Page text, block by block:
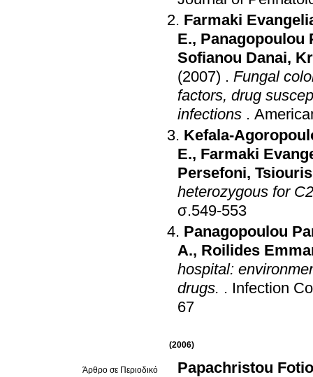
Farmaki
E., Panagopoulou
Sofianou Danai,
(2007) . Fungal
factors, drug
infections .
Kefala-
E., Farmaki
Persefoni,
heterozygous for
σ.549-553
Panagopoulou
A., Roilides
hospital:
drugs. . Infection
67
(2006)
Άρθρο σε Περιοδικό
Papachristou